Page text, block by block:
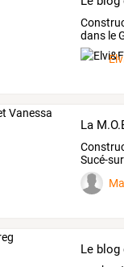
dans le
La
Sucé-
Le blog